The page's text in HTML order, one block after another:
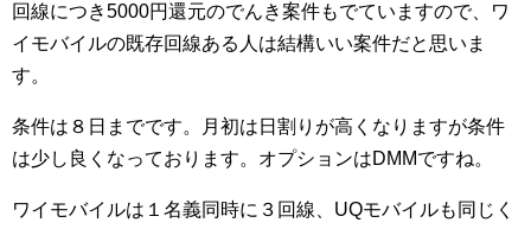
回線につき5000円還元のでんき案件もでていますので、ワ
イモバイルの既存回線ある人は結構いい案件だと思いま
す。
条件は８日までです。月初は日割りが高くなりますが条件
は少し良くなっております。オプションはDMMですね。
ワイモバイルは１名義同時に３回線、UQモバイルも同じく